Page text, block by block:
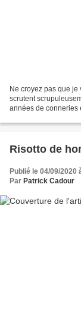
Ne croyez pas que
scrutent
années de conneries
Risotto de
Publié le 04/09/2020
Par Patrick Cadour